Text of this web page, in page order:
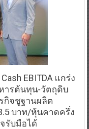
EBITDA แกร่ง
ารต้นทุน-วัตถุดิบ
กิจชูฐานผลิต
บาท/หุ้นคาดครึ่ง
รับมือได้